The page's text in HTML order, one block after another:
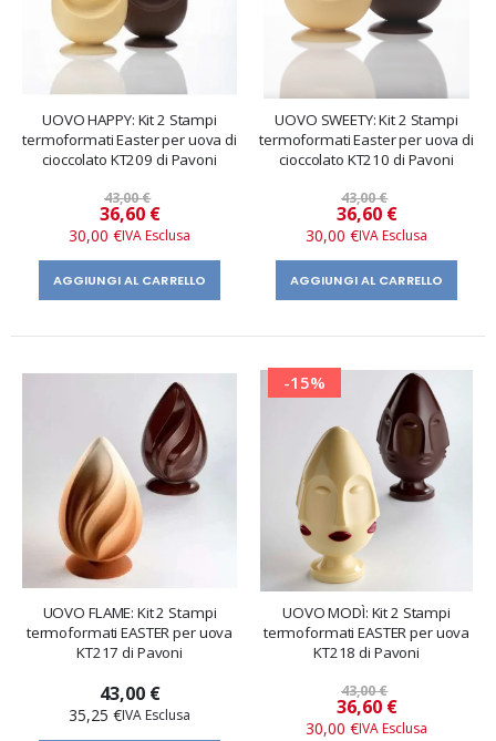
UOVO HAPPY: Kit 2 Stampi
termoformati Easter per uova di
cioccolato KT209 di Pavoni
43,00 €
Prezzo
speciale
36,60 €
30,00 €
AGGIUNGI AL CARRELLO
UOVO SWEETY: Kit 2 Stampi
termoformati Easter per uova di
cioccolato KT210 di Pavoni
43,00 €
Prezzo
speciale
36,60 €
30,00 €
AGGIUNGI AL CARRELLO
UOVO FLAME: Kit 2 Stampi
termoformati EASTER per uova
KT217 di Pavoni
43,00 €
35,25 €
-15%
UOVO MODÌ: Kit 2 Stampi
termoformati EASTER per uova
KT218 di Pavoni
43,00 €
Prezzo
speciale
36,60 €
30,00 €